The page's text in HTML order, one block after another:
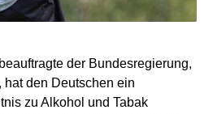
der Bundesregierung,
hat den Deutschen ein
zu Alkohol und Tabak